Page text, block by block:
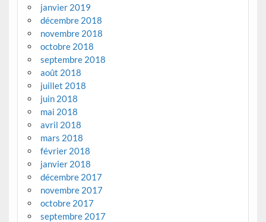
janvier 2019
décembre 2018
novembre 2018
octobre 2018
septembre 2018
août 2018
juillet 2018
juin 2018
mai 2018
avril 2018
mars 2018
février 2018
janvier 2018
décembre 2017
novembre 2017
octobre 2017
septembre 2017